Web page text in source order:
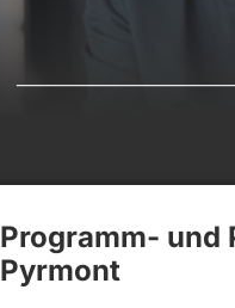
Programm- und
Pyrmont